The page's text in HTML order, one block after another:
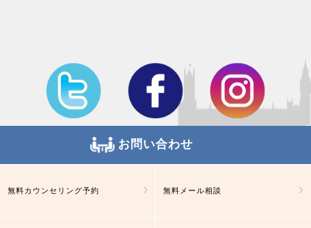
お問い合わせ
無料カウンセリング予約 無料メール相談